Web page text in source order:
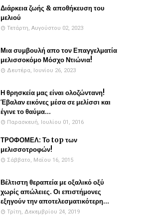
Διάρκεια ζωής & αποθήκευση του
μελιού
Τετάρτη, Αυγούστου 02, 2023
Μια συμβουλή απο τον Επαγγελματία
μελισσοκόμο Μόσχο Ντιώνια!
Δευτέρα, Ιουνίου 26, 2023
Η θρησκεία μας είναι ολοζώντανη!
Έβαλαν εικόνες μέσα σε μελίσσι και
έγινε το θαύμα...
Παρασκευή, Ιουλίου 01, 2016
ΤΡΟΦΟΜΕΛ: Το top των
μελισσοτροφών!
Σάββατο, Μαΐου 16, 2015
Βέλτιστη θεραπεία με οξαλικό οξύ
χωρίς απώλειες. Οι επιστήμονες
εξηγούν την αποτελεσματικότερη...
Τρίτη, Δεκεμβρίου 24, 2019